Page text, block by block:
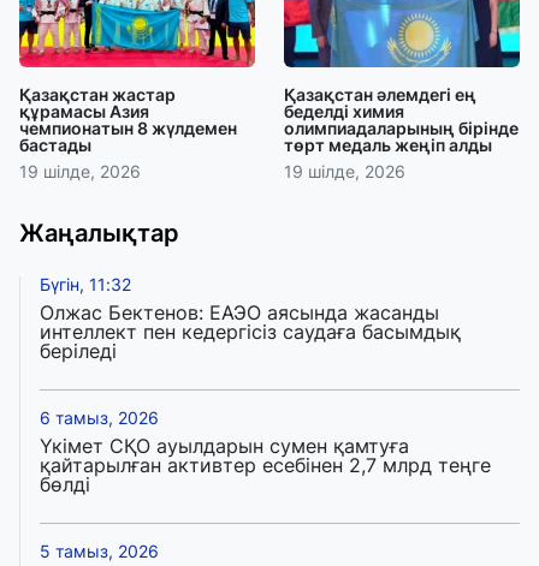
Қазақстан жастар
құрамасы Азия
чемпионатын 8 жүлдемен
бастады
19 шілде, 2026
Қазақстан әлемдегі ең
беделді химия
олимпиадаларының бірінде
төрт медаль жеңіп алды
19 шілде, 2026
Жаңалықтар
Бүгін, 11:32
Олжас Бектенов: ЕАЭО аясында жасанды
интеллект пен кедергісіз саудаға басымдық
беріледі
6 тамыз, 2026
Үкімет СҚО ауылдарын сумен қамтуға
қайтарылған активтер есебінен 2,7 млрд теңге
бөлді
5 тамыз, 2026